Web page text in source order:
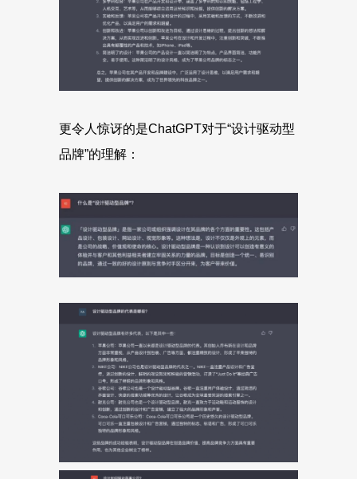
更令人惊讶的是ChatGPT对于“设计驱动型
品牌”的理解：